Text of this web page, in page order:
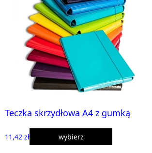
Teczka skrzydłowa A4 z gumką
11,42 zł wybierz